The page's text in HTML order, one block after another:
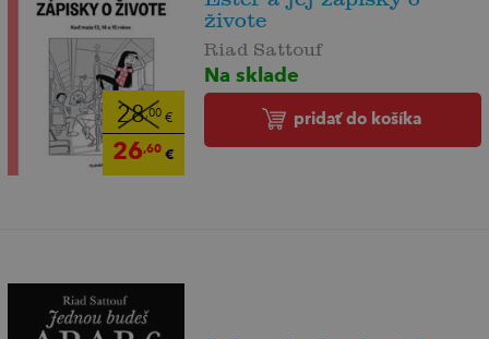
28,00€
26,60€
živote
Riad Sattouf
Na sklade
pridať do košíka